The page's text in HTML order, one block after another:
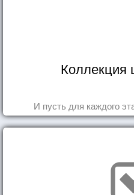
Коллекция
И пусть для каждого